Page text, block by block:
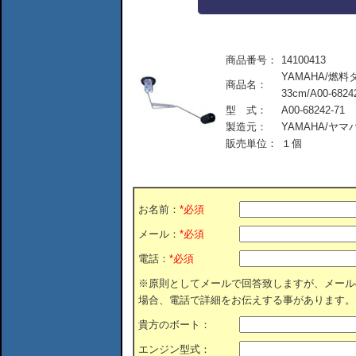
商品番号： 14100413
商品名：
YAMAHA/燃料
33cm/A00-
型 式：
A00-68242-71
製造元：
YAMAHA/ヤマ
販売単位：
１個
お名前： *必須
メール： *必須
電話： *必須
※原則としてメールで回答致しますが、メー
場合、電話で詳細をお伝えする事があります。
貴方のボート：
エンジン型式：